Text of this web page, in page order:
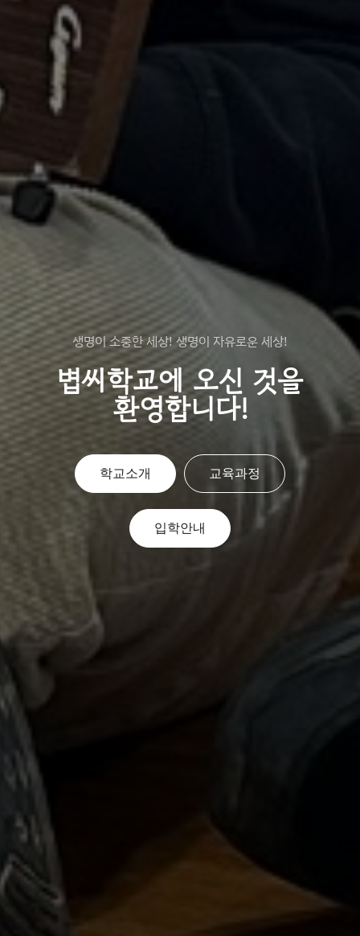
생명이 소중한 세상! 생명이 자유로운 세상!
볍씨학교에 오신 것을
환영합니다!
학교소개 교육과정
입학안내